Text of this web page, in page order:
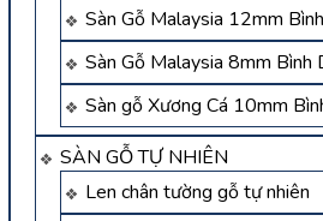
Sàn Gỗ Malaysia 12mm
Sàn Gỗ Malaysia 8mm Bình
Sàn gỗ Xương Cá 10mm
SÀN GỖ TỰ NHIÊN
Len chân tường gỗ tự nhiên